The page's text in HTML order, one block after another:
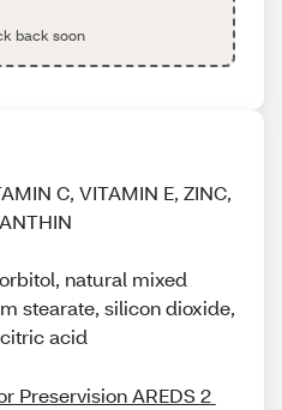
back soon
C, VITAMIN E, ZINC,
natural mixed
stearate, silicon dioxide,
acid
Preservision AREDS 2